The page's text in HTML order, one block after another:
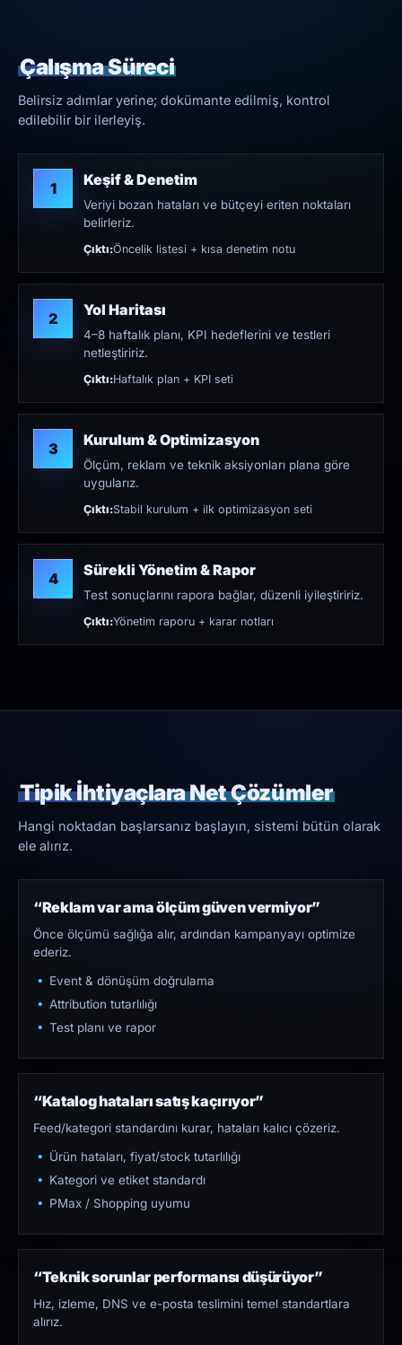
Çalışma Süreci
Belirsiz adımlar yerine; dokümante edilmiş, kontrol
edilebilir bir ilerleyiş.
1 Keşif & Denetim
Veriyi bozan hataları ve bütçeyi eriten noktaları
belirleriz.
Çıktı:Öncelik listesi + kısa denetim notu
2 Yol Haritası
4–8 haftalık planı, KPI hedeflerini ve testleri
netleştiririz.
Çıktı:Haftalık plan + KPI seti
3 Kurulum & Optimizasyon
Ölçüm, reklam ve teknik aksiyonları plana göre
uygularız.
Çıktı:Stabil kurulum + ilk optimizasyon seti
4 Sürekli Yönetim & Rapor
Test sonuçlarını rapora bağlar, düzenli iyileştiririz.
Çıktı:Yönetim raporu + karar notları
Tipik İhtiyaçlara Net Çözümler
Hangi noktadan başlarsanız başlayın, sistemi bütün olarak
ele alırız.
“Reklam var ama ölçüm güven vermiyor”
Önce ölçümü sağlığa alır, ardından kampanyayı optimize
ederiz.
Event & dönüşüm doğrulama
Attribution tutarlılığı
Test planı ve rapor
“Katalog hataları satış kaçırıyor”
Feed/kategori standardını kurar, hataları kalıcı çözeriz.
Ürün hataları, fiyat/stock tutarlılığı
Kategori ve etiket standardı
PMax / Shopping uyumu
“Teknik sorunlar performansı düşürüyor”
Hız, izleme, DNS ve e-posta teslimini temel standartlara
alırız.